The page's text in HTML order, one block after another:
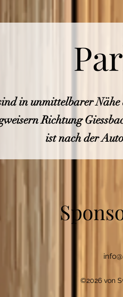
in unmittelbarer Nähe
Richtung
ist nach der
©2026 von